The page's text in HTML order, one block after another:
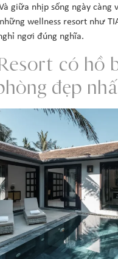
giữa nhịp sống ngày càng
wellness resort như
ngơi đúng nghĩa.
có hồ
đẹp